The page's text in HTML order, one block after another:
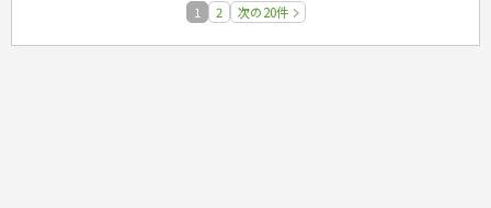
1 2 次の20件